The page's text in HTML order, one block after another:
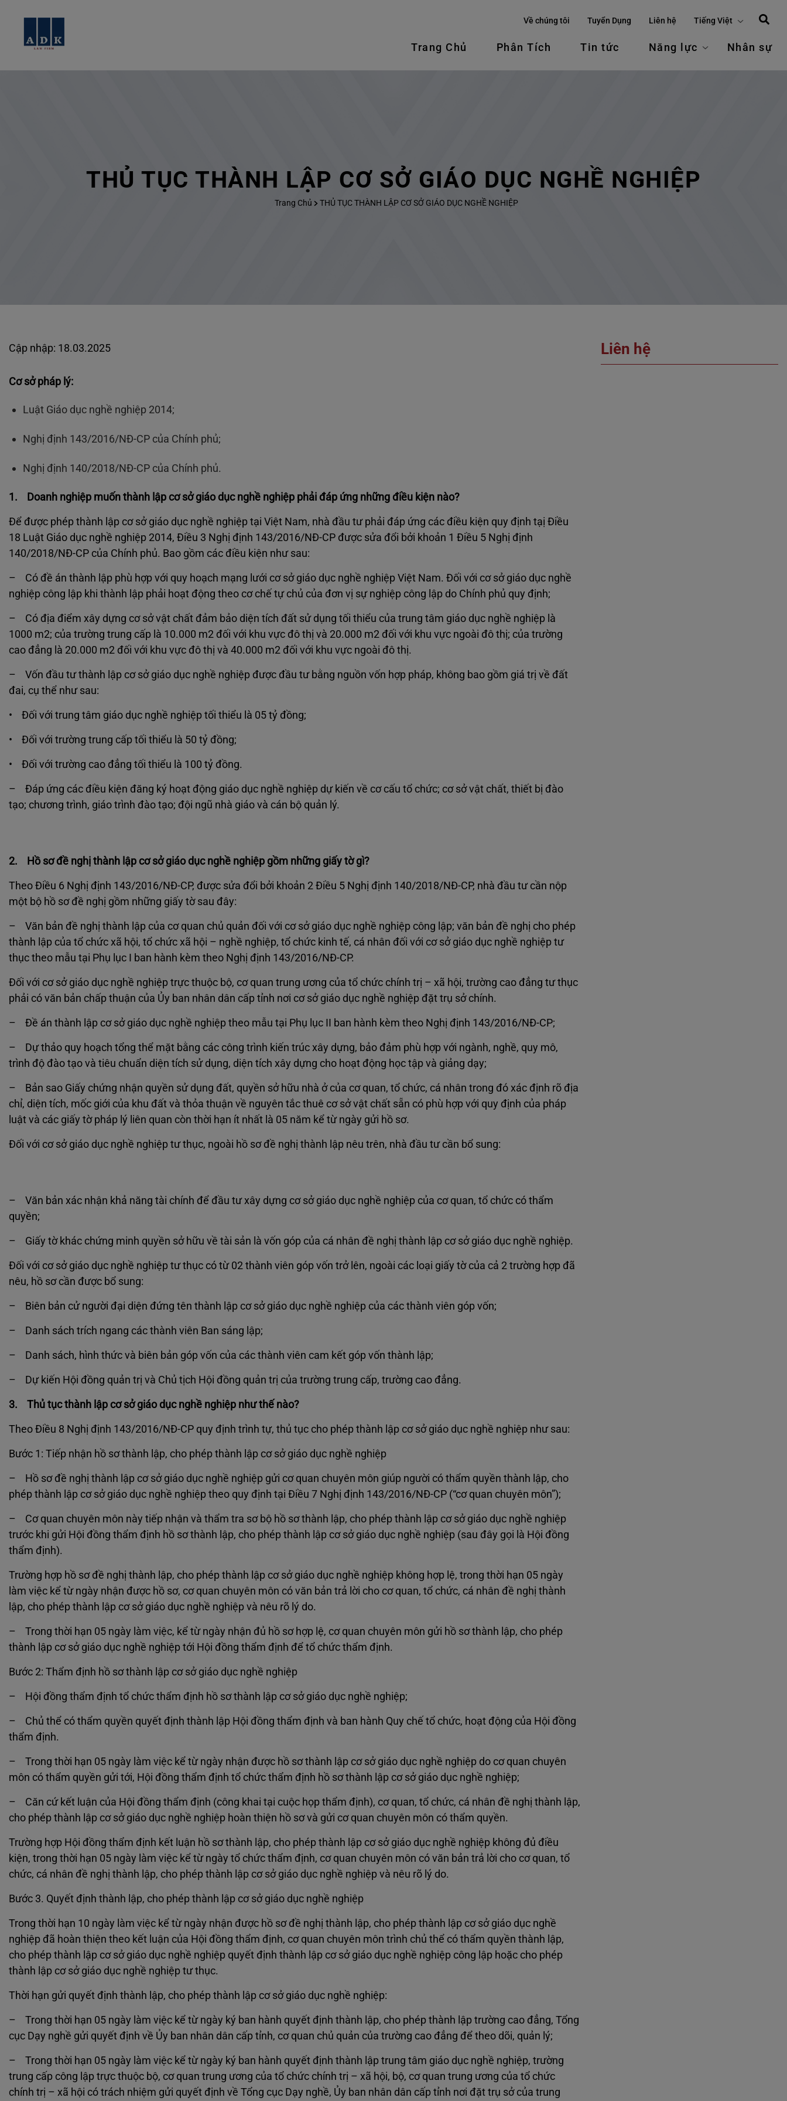
Về chúng tôi Tuyển Dụng Liên hệ Tiếng Việt
Trang Chủ Phân Tích Tin tức Năng lực Nhân sự
THỦ TỤC THÀNH LẬP CƠ SỞ GIÁO DỤC NGHỀ NGHIỆP
Trang Chủ THỦ TỤC THÀNH LẬP CƠ SỞ GIÁO DỤC NGHỀ NGHIỆP
Cập nhập: 18.03.2025
Cơ sở pháp lý:
Luật Giáo dục nghề nghiệp 2014;
Nghị định 143/2016/NĐ-CP của Chính phủ;
Nghị định 140/2018/NĐ-CP của Chính phủ.
1. Doanh nghiệp muốn thành lập cơ sở giáo dục nghề nghiệp phải đáp ứng những điều kiện nào?
Để được phép thành lập cơ sở giáo dục nghề nghiệp tại Việt Nam, nhà đầu tư phải đáp ứng các điều kiện quy định tạị Điều
18 Luật Giáo dục nghề nghiệp 2014, Điều 3 Nghị định 143/2016/NĐ-CP được sửa đổi bởi khoản 1 Điều 5 Nghị định
140/2018/NĐ-CP của Chính phủ. Bao gồm các điều kiện như sau:
– Có đề án thành lập phù hợp với quy hoạch mạng lưới cơ sở giáo dục nghề nghiệp Việt Nam. Đối với cơ sở giáo dục nghề
nghiệp công lập khi thành lập phải hoạt động theo cơ chế tự chủ của đơn vị sự nghiệp công lập do Chính phủ quy định;
– Có địa điểm xây dựng cơ sở vật chất đảm bảo diện tích đất sử dụng tối thiểu của trung tâm giáo dục nghề nghiệp là
1000 m2; của trường trung cấp là 10.000 m2 đối với khu vực đô thị và 20.000 m2 đối với khu vực ngoài đô thị; của trường
cao đẳng là 20.000 m2 đối với khu vực đô thị và 40.000 m2 đối với khu vực ngoài đô thị.
– Vốn đầu tư thành lập cơ sở giáo dục nghề nghiệp được đầu tư bằng nguồn vốn hợp pháp, không bao gồm giá trị về đất
đai, cụ thể như sau:
• Đối với trung tâm giáo dục nghề nghiệp tối thiểu là 05 tỷ đồng;
• Đối với trường trung cấp tối thiểu là 50 tỷ đồng;
• Đối với trường cao đẳng tối thiểu là 100 tỷ đồng.
– Đáp ứng các điều kiện đăng ký hoạt động giáo dục nghề nghiệp dự kiến về cơ cấu tổ chức; cơ sở vật chất, thiết bị đào
tạo; chương trình, giáo trình đào tạo; đội ngũ nhà giáo và cán bộ quản lý.
2. Hồ sơ đề nghị thành lập cơ sở giáo dục nghề nghiệp gồm những giấy tờ gì?
Theo Điều 6 Nghị định 143/2016/NĐ-CP, được sửa đổi bởi khoản 2 Điều 5 Nghị định 140/2018/NĐ-CP, nhà đầu tư cần nộp
một bộ hồ sơ đề nghị gồm những giấy tờ sau đây:
– Văn bản đề nghị thành lập của cơ quan chủ quản đối với cơ sở giáo dục nghề nghiệp công lập; văn bản đề nghị cho phép
thành lập của tổ chức xã hội, tổ chức xã hội – nghề nghiệp, tổ chức kinh tế, cá nhân đối với cơ sở giáo dục nghề nghiệp tư
thục theo mẫu tại Phụ lục I ban hành kèm theo Nghị định 143/2016/NĐ-CP.
Đối với cơ sở giáo dục nghề nghiệp trực thuộc bộ, cơ quan trung ương của tổ chức chính trị – xã hội, trường cao đẳng tư thục
phải có văn bản chấp thuận của Ủy ban nhân dân cấp tỉnh nơi cơ sở giáo dục nghề nghiệp đặt trụ sở chính.
– Đề án thành lập cơ sở giáo dục nghề nghiệp theo mẫu tại Phụ lục II ban hành kèm theo Nghị định 143/2016/NĐ-CP;
– Dự thảo quy hoạch tổng thể mặt bằng các công trình kiến trúc xây dựng, bảo đảm phù hợp với ngành, nghề, quy mô,
trình độ đào tạo và tiêu chuẩn diện tích sử dụng, diện tích xây dựng cho hoạt động học tập và giảng dạy;
– Bản sao Giấy chứng nhận quyền sử dụng đất, quyền sở hữu nhà ở của cơ quan, tổ chức, cá nhân trong đó xác định rõ địa
chỉ, diện tích, mốc giới của khu đất và thỏa thuận về nguyên tắc thuê cơ sở vật chất sẵn có phù hợp với quy định của pháp
luật và các giấy tờ pháp lý liên quan còn thời hạn ít nhất là 05 năm kể từ ngày gửi hồ sơ.
Đối với cơ sở giáo dục nghề nghiệp tư thục, ngoài hồ sơ đề nghị thành lập nêu trên, nhà đầu tư cần bổ sung:
– Văn bản xác nhận khả năng tài chính để đầu tư xây dựng cơ sở giáo dục nghề nghiệp của cơ quan, tổ chức có thẩm
quyền;
– Giấy tờ khác chứng minh quyền sở hữu về tài sản là vốn góp của cá nhân đề nghị thành lập cơ sở giáo dục nghề nghiệp.
Đối với cơ sở giáo dục nghề nghiệp tư thục có từ 02 thành viên góp vốn trở lên, ngoài các loại giấy tờ của cả 2 trường hợp đã
nêu, hồ sơ cần được bổ sung:
– Biên bản cử người đại diện đứng tên thành lập cơ sở giáo dục nghề nghiệp của các thành viên góp vốn;
– Danh sách trích ngang các thành viên Ban sáng lập;
– Danh sách, hình thức và biên bản góp vốn của các thành viên cam kết góp vốn thành lập;
– Dự kiến Hội đồng quản trị và Chủ tịch Hội đồng quản trị của trường trung cấp, trường cao đẳng.
3. Thủ tục thành lập cơ sở giáo dục nghề nghiệp như thế nào?
Theo Điều 8 Nghị định 143/2016/NĐ-CP quy định trình tự, thủ tục cho phép thành lập cơ sở giáo dục nghề nghiệp như sau:
Bước 1: Tiếp nhận hồ sơ thành lập, cho phép thành lập cơ sở giáo dục nghề nghiệp
– Hồ sơ đề nghị thành lập cơ sở giáo dục nghề nghiệp gửi cơ quan chuyên môn giúp người có thẩm quyền thành lập, cho
phép thành lập cơ sở giáo dục nghề nghiệp theo quy định tại Điều 7 Nghị định 143/2016/NĐ-CP (“cơ quan chuyên môn”);
– Cơ quan chuyên môn này tiếp nhận và thẩm tra sơ bộ hồ sơ thành lập, cho phép thành lập cơ sở giáo dục nghề nghiệp
trước khi gửi Hội đồng thẩm định hồ sơ thành lập, cho phép thành lập cơ sở giáo dục nghề nghiệp (sau đây gọi là Hội đồng
thẩm định).
Trường hợp hồ sơ đề nghị thành lập, cho phép thành lập cơ sở giáo dục nghề nghiệp không hợp lệ, trong thời hạn 05 ngày
làm việc kể từ ngày nhận được hồ sơ, cơ quan chuyên môn có văn bản trả lời cho cơ quan, tổ chức, cá nhân đề nghị thành
lập, cho phép thành lập cơ sở giáo dục nghề nghiệp và nêu rõ lý do.
– Trong thời hạn 05 ngày làm việc, kể từ ngày nhận đủ hồ sơ hợp lệ, cơ quan chuyên môn gửi hồ sơ thành lập, cho phép
thành lập cơ sở giáo dục nghề nghiệp tới Hội đồng thẩm định để tổ chức thẩm định.
Bước 2: Thẩm định hồ sơ thành lập cơ sở giáo dục nghề nghiệp
– Hội đồng thẩm định tổ chức thẩm định hồ sơ thành lập cơ sở giáo dục nghề nghiệp;
– Chủ thể có thẩm quyền quyết định thành lập Hội đồng thẩm định và ban hành Quy chế tổ chức, hoạt động của Hội đồng
thẩm định.
– Trong thời hạn 05 ngày làm việc kể từ ngày nhận được hồ sơ thành lập cơ sở giáo dục nghề nghiệp do cơ quan chuyên
môn có thẩm quyền gửi tới, Hội đồng thẩm định tổ chức thẩm định hồ sơ thành lập cơ sở giáo dục nghề nghiệp;
– Căn cứ kết luận của Hội đồng thẩm định (công khai tại cuộc họp thẩm định), cơ quan, tổ chức, cá nhân đề nghị thành lập,
cho phép thành lập cơ sở giáo dục nghề nghiệp hoàn thiện hồ sơ và gửi cơ quan chuyên môn có thẩm quyền.
Trường hợp Hội đồng thẩm định kết luận hồ sơ thành lập, cho phép thành lập cơ sở giáo dục nghề nghiệp không đủ điều
kiện, trong thời hạn 05 ngày làm việc kể từ ngày tổ chức thẩm định, cơ quan chuyên môn có văn bản trả lời cho cơ quan, tổ
chức, cá nhân đề nghị thành lập, cho phép thành lập cơ sở giáo dục nghề nghiệp và nêu rõ lý do.
Bước 3. Quyết định thành lập, cho phép thành lập cơ sở giáo dục nghề nghiệp
Trong thời hạn 10 ngày làm việc kể từ ngày nhận được hồ sơ đề nghị thành lập, cho phép thành lập cơ sở giáo dục nghề
nghiệp đã hoàn thiện theo kết luận của Hội đồng thẩm định, cơ quan chuyên môn trình chủ thể có thẩm quyền thành lập,
cho phép thành lập cơ sở giáo dục nghề nghiệp quyết định thành lập cơ sở giáo dục nghề nghiệp công lập hoặc cho phép
thành lập cơ sở giáo dục nghề nghiệp tư thục.
Thời hạn gửi quyết định thành lập, cho phép thành lập cơ sở giáo dục nghề nghiệp:
– Trong thời hạn 05 ngày làm việc kể từ ngày ký ban hành quyết định thành lập, cho phép thành lập trường cao đẳng, Tổng
cục Dạy nghề gửi quyết định về Ủy ban nhân dân cấp tỉnh, cơ quan chủ quản của trường cao đẳng để theo dõi, quản lý;
– Trong thời hạn 05 ngày làm việc kể từ ngày ký ban hành quyết định thành lập trung tâm giáo dục nghề nghiệp, trường
trung cấp công lập trực thuộc bộ, cơ quan trung ương của tổ chức chính trị – xã hội, bộ, cơ quan trung ương của tổ chức
chính trị – xã hội có trách nhiệm gửi quyết định về Tổng cục Dạy nghề, Ủy ban nhân dân cấp tỉnh nơi đặt trụ sở của trung
Liên hệ